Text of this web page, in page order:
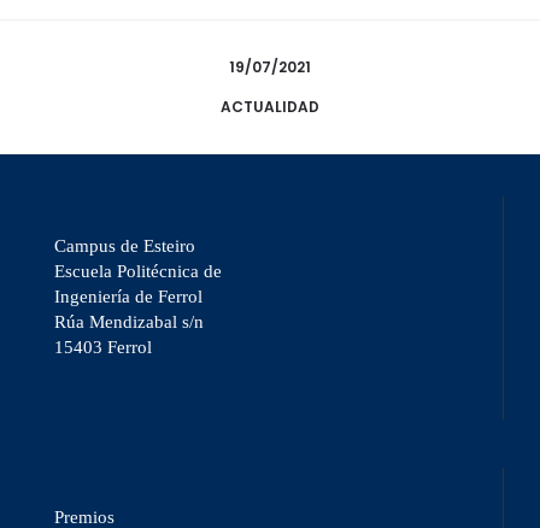
19/07/2021
ACTUALIDAD
Campus de Esteiro
Escuela Politécnica de
Ingeniería de Ferrol
Rúa Mendizabal s/n
15403 Ferrol
Premios